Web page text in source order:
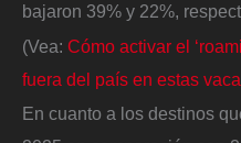
bajaron 39% y 22%,
(Vea: Cómo activar el
fuera del país en estas
En cuanto a los destinos